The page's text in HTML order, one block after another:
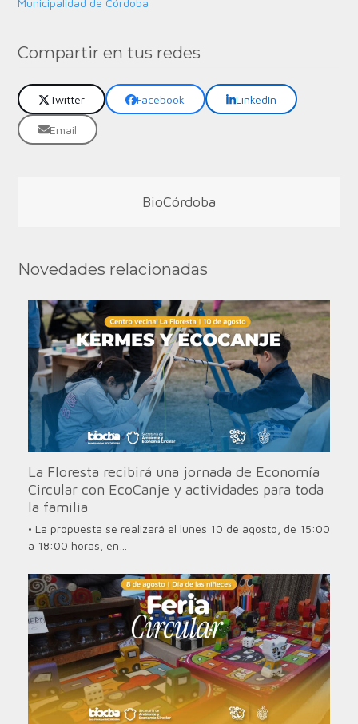
Municipalidad de Córdoba
Compartir en tus redes
Twitter Facebook LinkedIn
Email
BioCórdoba
Novedades relacionadas
La Floresta recibirá una jornada de Economía
Circular con EcoCanje y actividades para toda
la familia
• La propuesta se realizará el lunes 10 de agosto, de 15:00
a 18:00 horas, en…